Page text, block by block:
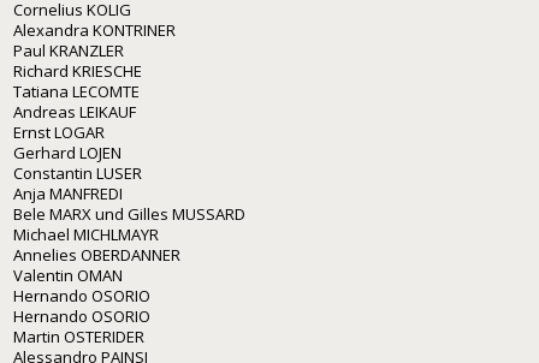
Cornelius KOLIG
Alexandra KONTRINER
Paul KRANZLER
Richard KRIESCHE
Tatiana LECOMTE
Andreas LEIKAUF
Ernst LOGAR
Gerhard LOJEN
Constantin LUSER
Anja MANFREDI
Bele MARX und Gilles MUSSARD
Michael MICHLMAYR
Annelies OBERDANNER
Valentin OMAN
Hernando OSORIO
Hernando OSORIO
Martin OSTERIDER
Alessandro PAINSI